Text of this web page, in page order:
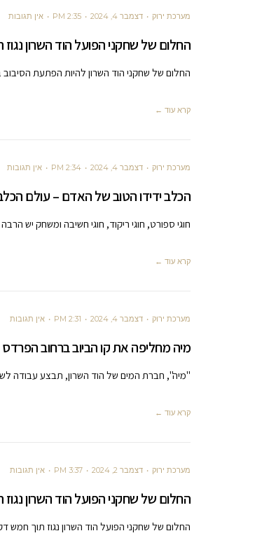
מערכת ירוק דצמבר 4, 2024 2:35 PM אין תגובות
החלום של שחקני הפועל הוד השרון
החלום של שחקני הוד השרון להיות הפתעת הסיבוב במשחק גביע המדינה נגוז
קרא עוד ←
מערכת ירוק דצמבר 4, 2024 2:34 PM אין תגובות
הכלב ידידו הטוב של האדם – עולם
חוגי ספורט, חוגי ריקוד, חוגי חשיבה ומשחק יש
קרא עוד ←
מערכת ירוק דצמבר 4, 2024 2:31 PM אין תגובות
מיה מחליפה את קו הביוב ברחוב הפרדס
"מיה", חברת המים של הוד השרון, תבצע עבודה
קרא עוד ←
מערכת ירוק דצמבר 2, 2024 3:37 PM אין תגובות
החלום של שחקני הפועל הוד השרון
החלום של שחקני הפועל הוד השרון נגוז תוך